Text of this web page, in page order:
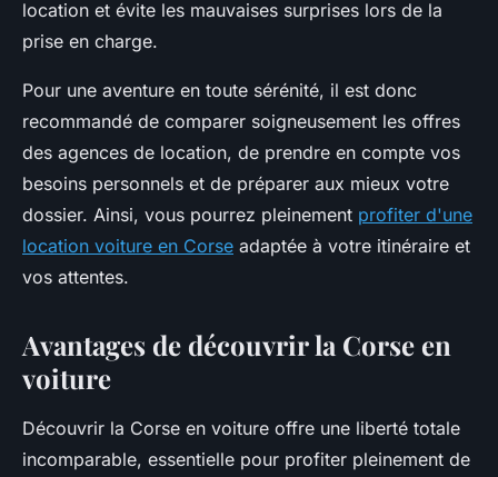
location et évite les mauvaises surprises lors de la
prise en charge.
Pour une aventure en toute sérénité, il est donc
recommandé de comparer soigneusement les offres
des agences de location, de prendre en compte vos
besoins personnels et de préparer aux mieux votre
dossier. Ainsi, vous pourrez pleinement profiter d'une
location voiture en Corse adaptée à votre itinéraire et
vos attentes.
Avantages de découvrir la Corse en
voiture
Découvrir la Corse en voiture offre une liberté totale
incomparable, essentielle pour profiter pleinement de